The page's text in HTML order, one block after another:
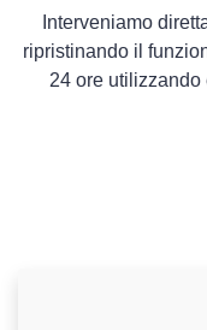
Interveniamo
ripristinando il
24 ore